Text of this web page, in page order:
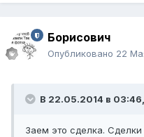
Борисович
Опубликовано 22
В 22.05.2014 в
Заем это сделка.